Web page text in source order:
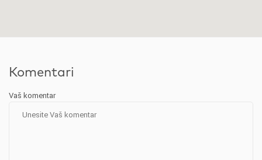
Komentari
Vaš komentar